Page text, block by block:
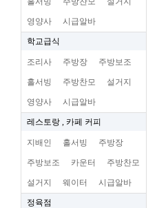
영양사 시급알바
학교급식
조리사 주방장 주방보조
홀서빙 주방찬모 설거지
영양사 시급알바
레스토랑 , 카페 커피
지배인 홀서빙 주방장
주방보조 카운터 주방찬모
설거지 웨이터 시급알바
정육점